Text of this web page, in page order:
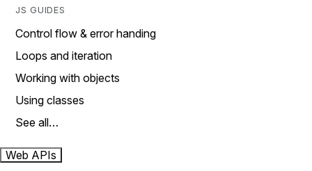
JS GUIDES
Control flow & error handing
Loops and iteration
Working with objects
Using classes
See all…
Web APIs